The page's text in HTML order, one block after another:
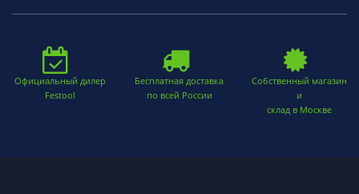
Официальный дилер
Festool
Бесплатная доставка
по всей России
Собственный магазин
и
склад в Москве